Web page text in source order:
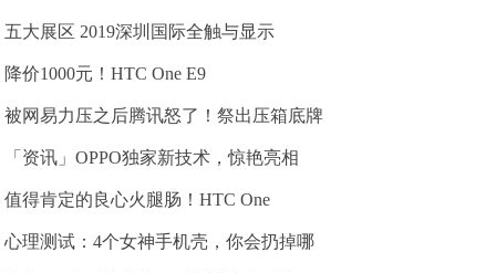
五大展区 2019深圳国际全触与显示
降价1000元！HTC One E9
被网易力压之后腾讯怒了！祭出压箱底牌
「资讯」OPPO独家新技术，惊艳亮相
值得肯定的良心火腿肠！HTC One
心理测试：4个女神手机壳，你会扔掉哪